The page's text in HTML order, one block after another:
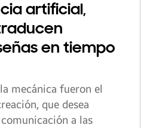
artificial,
en tiempo
mecánica fueron el
que desea
a las